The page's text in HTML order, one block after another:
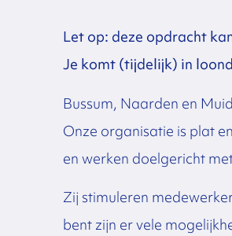
Let op: deze opdracht
Je komt (tijdelijk) in
Bussum, Naarden en
Onze organisatie is plat
en werken doelgericht
Zij stimuleren
bent zijn er vele